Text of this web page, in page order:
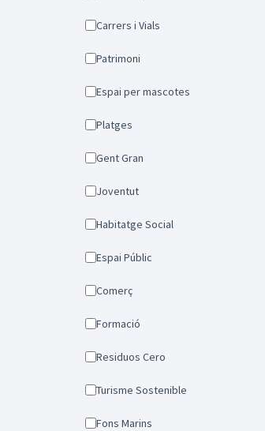
Carrers i Vials
Patrimoni
Espai per mascotes
Platges
Gent Gran
Joventut
Habitatge Social
Espai Públic
Comerç
Formació
Residuos Cero
Turisme Sostenible
Fons Marins